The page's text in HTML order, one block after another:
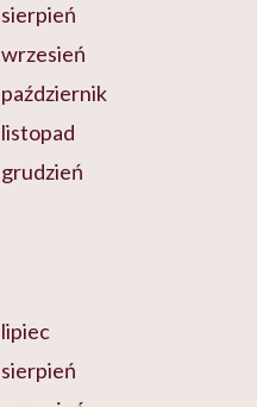
sierpień
wrzesień
październik
listopad
grudzień
lipiec
sierpień